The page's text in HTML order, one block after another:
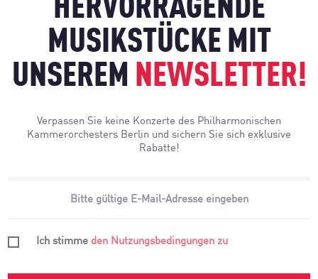
HERVORRAGENDE
MUSIKSTÜCKE MIT
UNSEREM NEWSLETTER!
Verpassen Sie keine Konzerte des Philharmonischen
Kammerorchesters Berlin und sichern Sie sich exklusive
Rabatte!
Ich stimme den Nutzungsbedingungen zu